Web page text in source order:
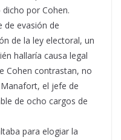
por Cohen.
de evasión de
de la ley electoral, un
hallaría causa legal
Cohen contrastan, no
el jefe de
de ocho cargos de
para elogiar la